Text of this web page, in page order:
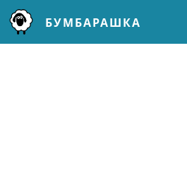
БУМБАРАШКА